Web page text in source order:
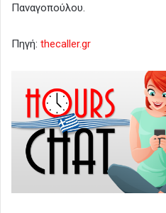
Παναγοπούλου.
Πηγή: thecaller.gr